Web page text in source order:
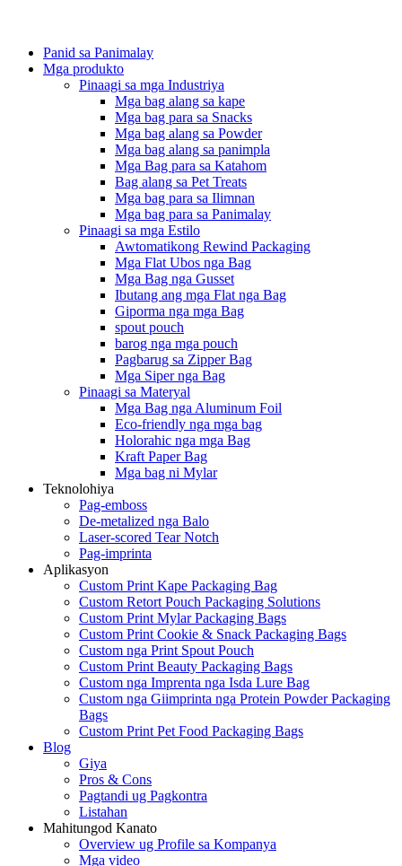
Panid sa Panimalay
Mga produkto
Pinaagi sa mga Industriya
Mga bag alang sa kape
Mga bag para sa Snacks
Mga bag alang sa Powder
Mga bag alang sa panimpla
Mga Bag para sa Katahom
Bag alang sa Pet Treats
Mga bag para sa Ilimnan
Mga bag para sa Panimalay
Pinaagi sa mga Estilo
Awtomatikong Rewind Packaging
Mga Flat Ubos nga Bag
Mga Bag nga Gusset
Ibutang ang mga Flat nga Bag
Giporma nga mga Bag
spout pouch
barog nga mga pouch
Pagbarug sa Zipper Bag
Mga Siper nga Bag
Pinaagi sa Materyal
Mga Bag nga Aluminum Foil
Eco-friendly nga mga bag
Holorahic nga mga Bag
Kraft Paper Bag
Mga bag ni Mylar
Teknolohiya
Pag-emboss
De-metalized nga Balo
Laser-scored Tear Notch
Pag-imprinta
Aplikasyon
Custom Print Kape Packaging Bag
Custom Retort Pouch Packaging Solutions
Custom Print Mylar Packaging Bags
Custom Print Cookie & Snack Packaging Bags
Custom nga Print Spout Pouch
Custom Print Beauty Packaging Bags
Custom nga Imprenta nga Isda Lure Bag
Custom nga Giimprinta nga Protein Powder Packaging
Bags
Custom Print Pet Food Packaging Bags
Blog
Giya
Pros & Cons
Pagtandi ug Pagkontra
Listahan
Mahitungod Kanato
Overview ug Profile sa Kompanya
Mga video